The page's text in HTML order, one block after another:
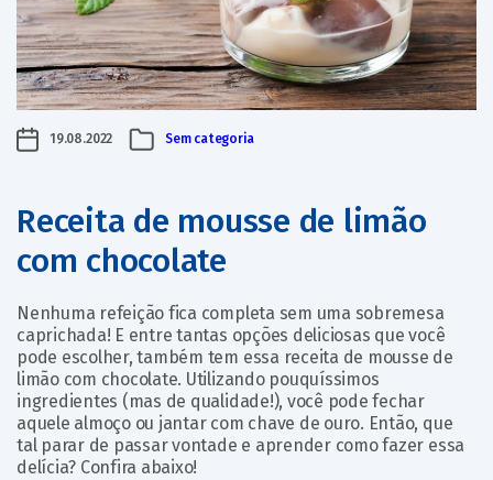
19.08.2022 Sem categoria
Receita de mousse de limão
com chocolate
Nenhuma refeição fica completa sem uma sobremesa
caprichada! E entre tantas opções deliciosas que você
pode escolher, também tem essa receita de mousse de
limão com chocolate. Utilizando pouquíssimos
ingredientes (mas de qualidade!), você pode fechar
aquele almoço ou jantar com chave de ouro. Então, que
tal parar de passar vontade e aprender como fazer essa
delícia? Confira abaixo!